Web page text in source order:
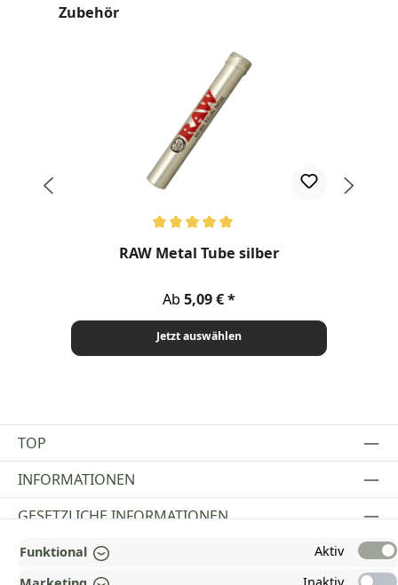
Produktgalerie überspringen
Zubehör
RAW Metal Tube silber
Regulärer Preis:
Ab 5,09 €
Jetzt auswählen
TOP
INFORMATIONEN
GESETZLICHE INFORMATIONEN
ZAHLUNGS- UND VERSANDARTEN
Funktional
Aktiv